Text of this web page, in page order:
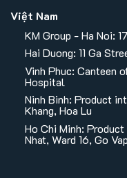
Việt Nam
KM Group - Ha Noi:
Hai Duong: 11 Ga
Vinh Phuc: Canteen
Hospital
Ninh Binh: Product
Khang, Hoa Lu
Ho Chi Minh:
Nhat, Ward 16, Go Vap